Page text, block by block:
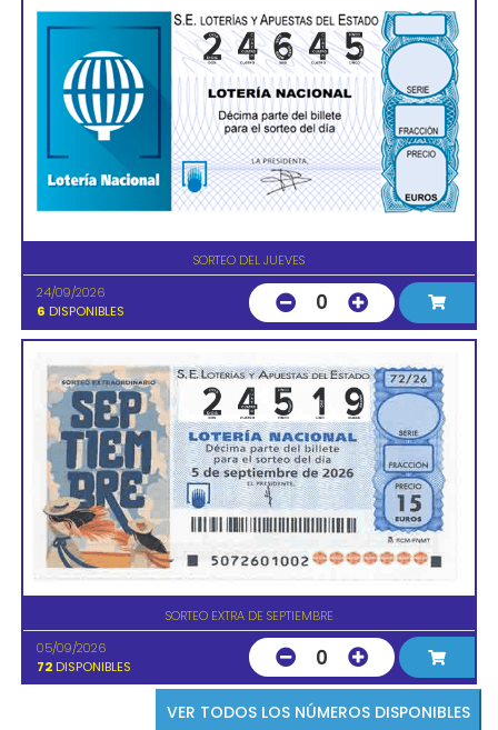
SORTEO DEL JUEVES
24/09/2026
6 DISPONIBLES 0
SORTEO EXTRA DE SEPTIEMBRE
05/09/2026
72 DISPONIBLES 0
VER TODOS LOS NÚMEROS DISPONIBLES